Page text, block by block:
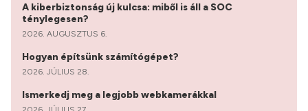
A kiberbiztonság új kulcsa: miből is áll a SOC
ténylegesen?
2026. AUGUSZTUS 6.
Hogyan építsünk számítógépet?
2026. JÚLIUS 28.
Ismerkedj meg a legjobb webkamerákkal